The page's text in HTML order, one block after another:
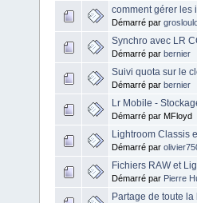
comment gérer les
Démarré par
Synchro avec LR
Démarré par bernier
Suivi quota sur le
Démarré par bernier
Lr Mobile -
Démarré par MFloyd
Lightroom Classis
Démarré par
Fichiers RAW et
Démarré par Pierre
Partage de toute